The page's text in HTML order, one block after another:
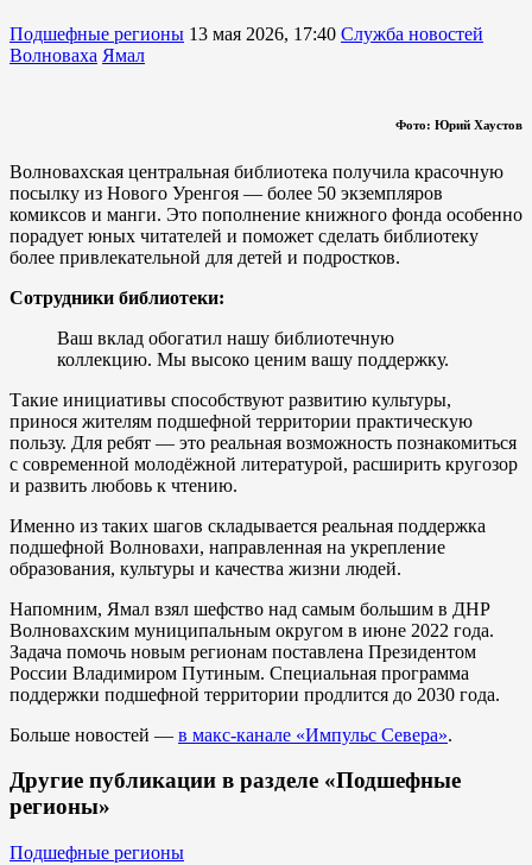
Подшефные регионы 13 мая 2026, 17:40 Служба новостей
Волноваха Ямал
Фото: Юрий Хаустов
Волновахская центральная библиотека получила красочную
посылку из Нового Уренгоя — более 50 экземпляров
комиксов и манги. Это пополнение книжного фонда особенно
порадует юных читателей и поможет сделать библиотеку
более привлекательной для детей и подростков.
Сотрудники библиотеки:
Ваш вклад обогатил нашу библиотечную
коллекцию. Мы высоко ценим вашу поддержку.
Такие инициативы способствуют развитию культуры,
принося жителям подшефной территории практическую
пользу. Для ребят — это реальная возможность познакомиться
с современной молодёжной литературой, расширить кругозор
и развить любовь к чтению.
Именно из таких шагов складывается реальная поддержка
подшефной Волновахи, направленная на укрепление
образования, культуры и качества жизни людей.
Напомним, Ямал взял шефство над самым большим в ДНР
Волновахским муниципальным округом в июне 2022 года.
Задача помочь новым регионам поставлена Президентом
России Владимиром Путиным. Специальная программа
поддержки подшефной территории продлится до 2030 года.
Больше новостей — в макс-канале «Импульс Севера».
Другие публикации в разделе «Подшефные
регионы»
Подшефные регионы